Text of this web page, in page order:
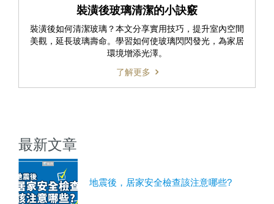
裝潢後玻璃清潔的小訣竅
裝潢後如何清潔玻璃？本文分享實用技巧，提升室內空間
美觀，延長玻璃壽命。學習如何使玻璃閃閃發光，為家居
環境增添光澤。
了解更多
最新文章
地震後，居家安全檢查該注意哪些?